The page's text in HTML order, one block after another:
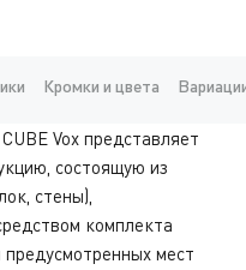
Кромки и цвета
Vox представляет
состоящую из
стены),
комплекта
мест